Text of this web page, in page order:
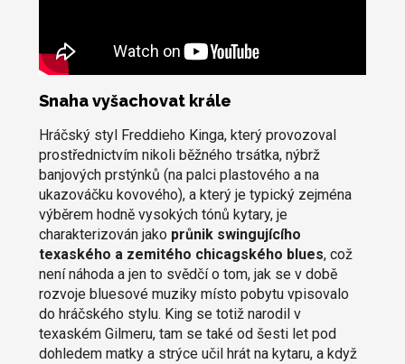
Snaha vyšachovat krále
Hráčský styl Freddieho Kinga, který provozoval
prostřednictvím nikoli běžného trsátka, nýbrž
banjových prstýnků (na palci plastového a na
ukazováčku kovového), a který je typický zejména
výběrem hodně vysokých tónů kytary, je
charakterizován jako průnik swingujícího
texaského a zemitého chicagského blues, což
není náhoda a jen to svědčí o tom, jak se v době
rozvoje bluesové muziky místo pobytu vpisovalo
do hráčského stylu. King se totiž narodil v
texaském Gilmeru, tam se také od šesti let pod
dohledem matky a strýce učil hrát na kytaru, a když